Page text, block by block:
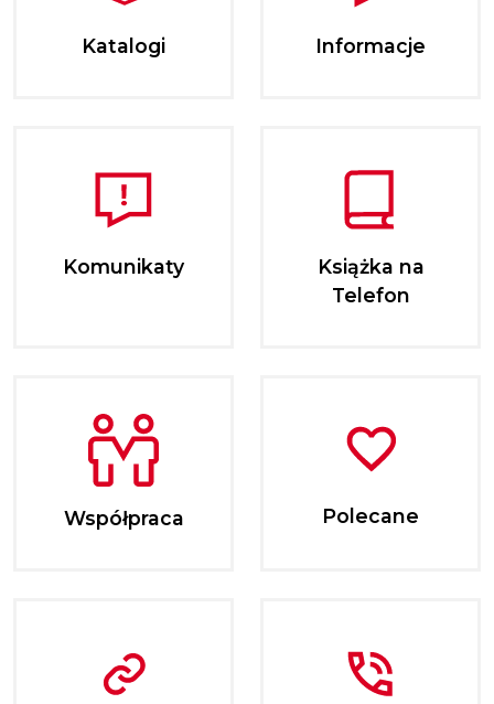
Katalogi Informacje
Komunikaty
Książka na
Telefon
Współpraca Polecane